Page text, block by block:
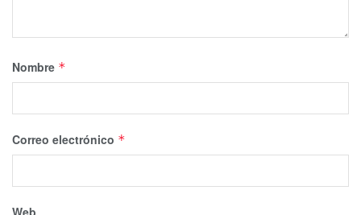
Nombre *
Correo electrónico *
Web